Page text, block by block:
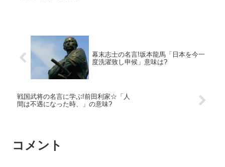
幕末志士の名言!坂本龍馬「日本を今一
度洗濯致し申候」意味は?
戦国武将の名言に学ぶ!前田利家☆「人
間は不遇になった時、」の意味?
コメント